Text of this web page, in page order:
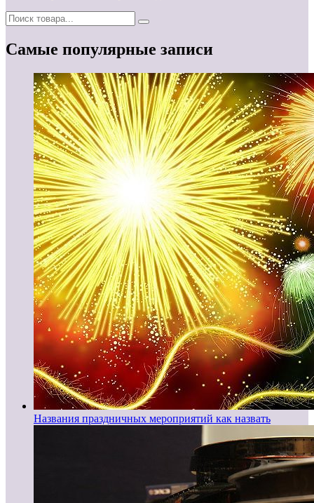
Самые популярные записи
Названия праздничных мероприятий как назвать